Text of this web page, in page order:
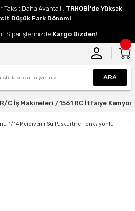
Taksit Daha Avantajlı. TRHOBİ'de Yüksek
Düşük Fark Dönemi
Siparişlerinizde Kargo Bizden!
ARA
R/C İş Makineleri 1561 RC İtfaiye